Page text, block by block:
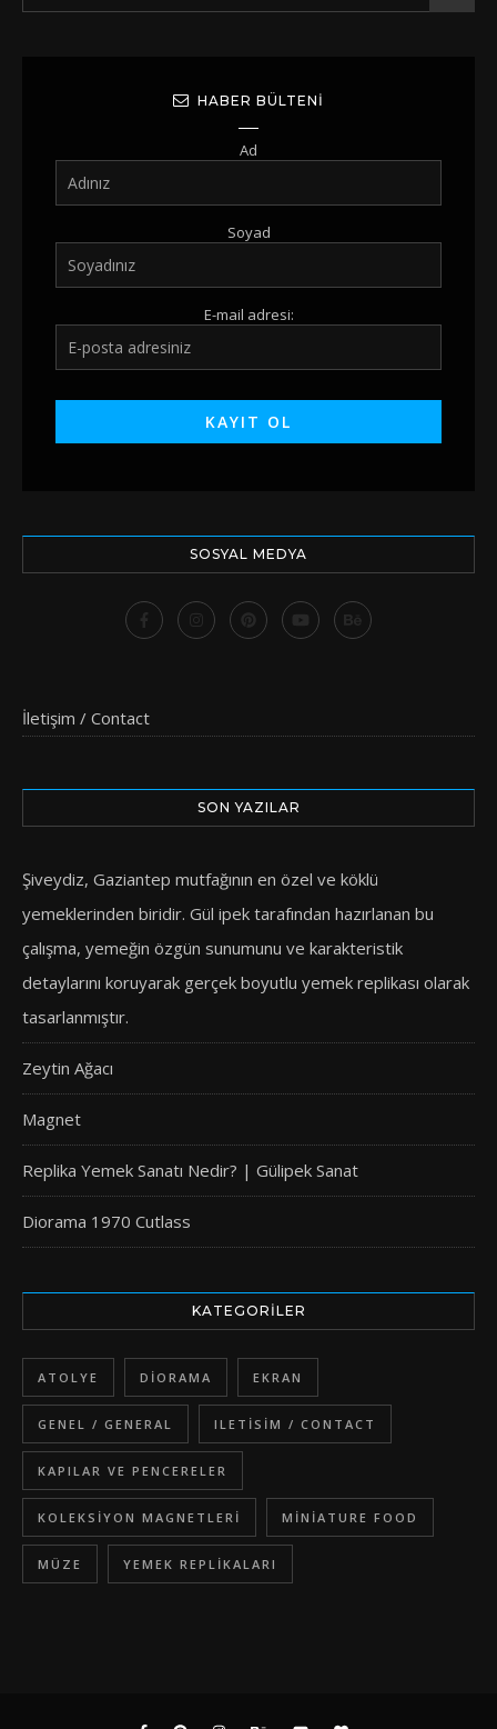
HABER BÜLTENI
Ad
Soyad
E-mail adresi:
SOSYAL MEDYA
İletişim / Contact
SON YAZILAR
Şiveydiz, Gaziantep mutfağının en özel ve köklü
yemeklerinden biridir. Gül ipek tarafından hazırlanan bu
çalışma, yemeğin özgün sunumunu ve karakteristik
detaylarını koruyarak gerçek boyutlu yemek replikası olarak
tasarlanmıştır.
Zeytin Ağacı
Magnet
Replika Yemek Sanatı Nedir? | Gülipek Sanat
Diorama 1970 Cutlass
KATEGORILER
ATOLYE DIORAMA EKRAN
GENEL / GENERAL ILETISIM / CONTACT
KAPILAR VE PENCERELER
KOLEKSIYON MAGNETLERI MINIATURE FOOD
MÜZE YEMEK REPLIKALARI